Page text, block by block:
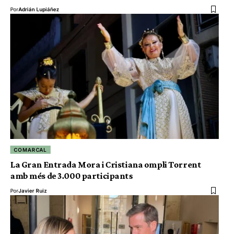
PorAdrián Lupiáñez
COMARCAL
La Gran Entrada Mora i Cristiana ompli Torrent
amb més de 3.000 participants
PorJavier Ruiz